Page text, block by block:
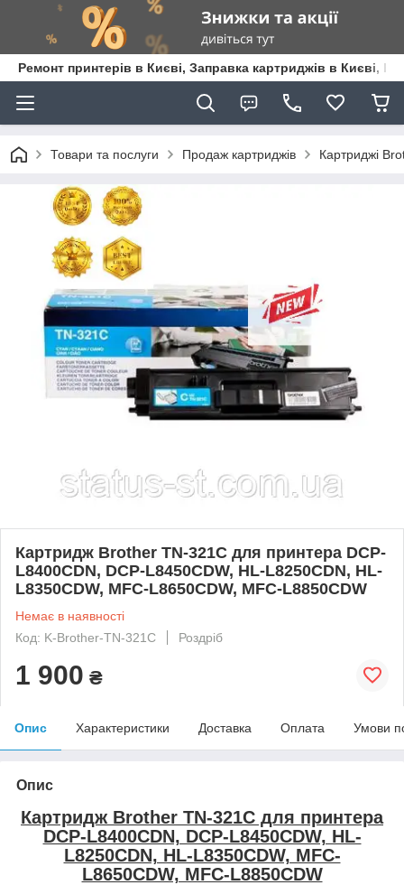
Ремонт принтерів в Києві, Заправка картриджів в Києві,
Товари та послуги Продаж картриджів Картриджі
Картридж Brother TN-321C для принтера DCP-
L8400CDN, DCP-L8450CDW, HL-L8250CDN, HL-
L8350CDW, MFC-L8650CDW, MFC-L8850CDW
Немає в наявності
Код: K-Brother-TN-321C
Роздріб
1 900 ₴
Опис Характеристики Доставка Оплата Умови
Опис
Картридж Brother TN-321C для принтера
DCP-L8400CDN, DCP-L8450CDW, HL-
L8250CDN, HL-L8350CDW, MFC-
L8650CDW, MFC-L8850CDW